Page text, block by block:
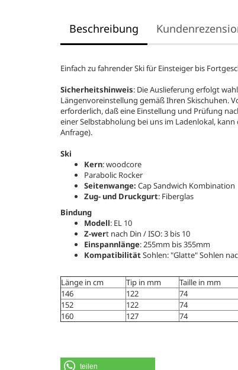
Beschreibung
Einfach zu fahrender Ski für Einsteiger bis
Sicherheitshinweis: Die Auslieferung erfolgt
Längenvoreinstellung gemäß Ihren Skischuhen.
erforderlich, daß eine Einstellung und Prüfung
einer Selbstabholung bei uns im Ladenlokal,
Anfrage).
Ski
Kern: woodcore
Parabolic Rocker
Seitenwange: Cap Sandwich Kombination
Zug- und Druckgurt: Fiberglas
Bindung
Modell: EL 10
Z-wert nach Din / ISO: 3 bis 10
Einspannlänge: 255mm bis 355mm
KompatibilitätSohlen: "Glatte" Sohlen
Länge in cm Tip in mm Taille in mm
146
122 74
152
122 74
160
127 74
teilen